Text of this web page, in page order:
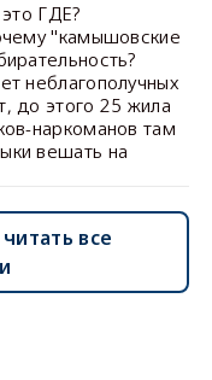
ГДЕ?
"камышовские
неблагополучных
до этого 25 жила
наркоманов там
вешать на
все